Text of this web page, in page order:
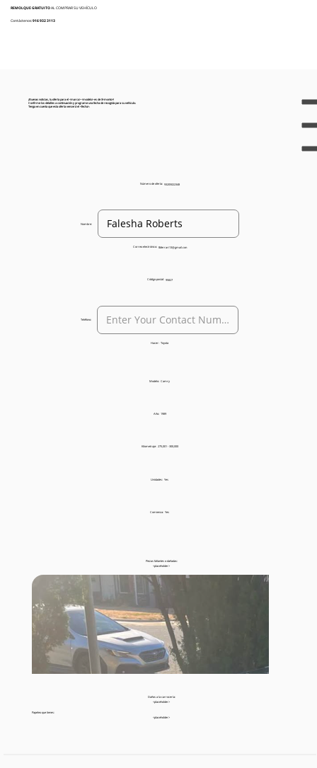
REMOLQUE GRATUITOAL COMPRAR SU VEHÍCULO
Contáctenos:916 932 3113
¡Buenas noticias, tu oferta para el <marca> <modelo> es de $<monto>!
Confirme los detalles a continuación y programe una fecha de recogida para su vehículo.
Tenga en cuenta que esta oferta vencerá el <fecha>.
Número de oferta: 93205022348
Nombre:
Correo electrónico: fbferrari13@gmail.con
Código postal: 95827
Teléfono:
Hacer: Toyota
Modelo: Camry
Año: 1989
Kilometraje: 275,001 - 300,000
Unidades: Yes
Comienza: Yes
Piezas faltantes o dañadas:
<placeholder>
Daños a la carrocería:
<placeholder>
Papeleo que tienes:
<placeholder>